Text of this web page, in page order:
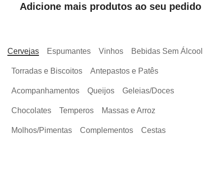
Adicione mais produtos ao seu pedido
Cervejas Espumantes Vinhos Bebidas Sem Álcool
Torradas e Biscoitos Antepastos e Patês
Acompanhamentos Queijos Geleias/Doces
Chocolates Temperos Massas e Arroz
Molhos/Pimentas Complementos Cestas